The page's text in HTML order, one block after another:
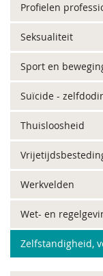
Profielen
Seksualiteit
Sport en
Suïcide -
Thuisloosheid
Werkvelden
Wet- en
Zelfstandigheid,